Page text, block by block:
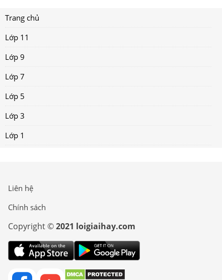
Trang chủ
Lớp 11
Lớp 9
Lớp 7
Lớp 5
Lớp 3
Lớp 1
Liên hệ
Chính sách
Copyright ©2021 loigiaihay.com